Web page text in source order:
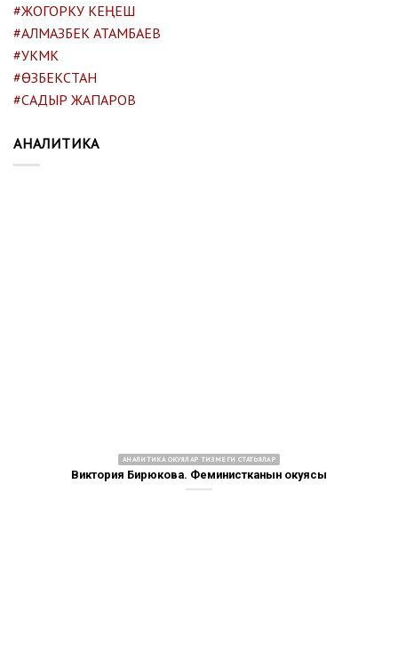
#ЖОГОРКУ КЕҢЕШ
#АЛМАЗБЕК АТАМБАЕВ
#УКМК
#ӨЗБЕКСТАН
#САДЫР ЖАПАРОВ
АНАЛИТИКА
АНАЛИТИКА ОКУЯЛАР ТИЗМЕГИ СТАТЬЯЛАР
Виктория Бирюкова. Феминистканын окуясы